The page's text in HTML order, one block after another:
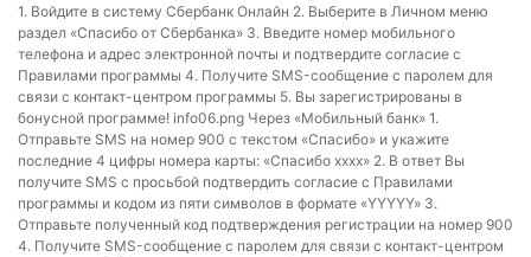
1. Войдите в систему Сбербанк Онлайн 2. Выберите в Личном меню
раздел «Спасибо от Сбербанка» 3. Введите номер мобильного
телефона и адрес электронной почты и подтвердите согласие с
Правилами программы 4. Получите SMS-сообщение с паролем для
связи с контакт-центром программы 5. Вы зарегистрированы в
бонусной программе! info06.png Через «Мобильный банк» 1.
Отправьте SMS на номер 900 с текстом «Спасибо» и укажите
последние 4 цифры номера карты: «Спасибо хххх» 2. В ответ Вы
получите SMS с просьбой подтвердить согласие с Правилами
программы и кодом из пяти символов в формате «YYYYY» 3.
Отправьте полученный код подтверждения регистрации на номер 900
4. Получите SMS-сообщение с паролем для связи с контакт-центром